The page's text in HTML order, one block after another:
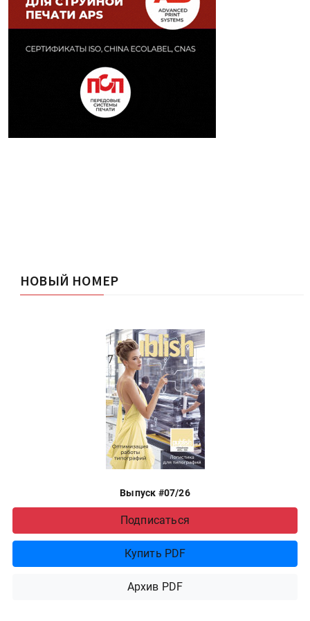
НОВЫЙ НОМЕР
Выпуск #07/26
Подписаться
Купить PDF
Архив PDF